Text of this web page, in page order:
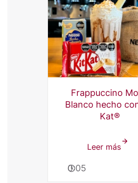
El
frío
con
Frappuccino
Blanco hecho
Kat®
Leer mássobre
0:05